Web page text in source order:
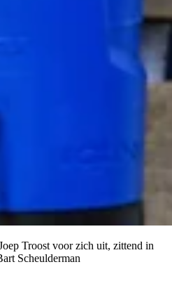
Troost voor zich uit, zittend in
Scheulderman